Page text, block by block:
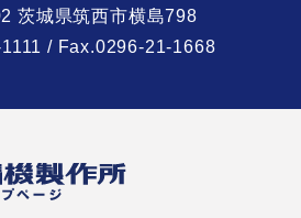
茨城県筑西市横島798
/ Fax.0296-21-1668